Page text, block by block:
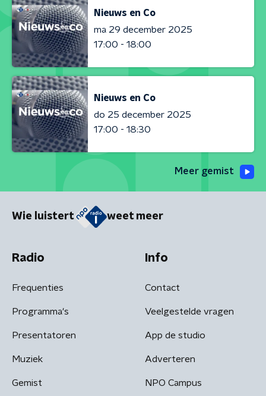
Nieuws en Co
ma 29 december 2025
17:00 - 18:00
Nieuws en Co
do 25 december 2025
17:00 - 18:30
Meer gemist
Wie luistert weet meer
Radio
Frequenties
Programma's
Presentatoren
Muziek
Gemist
Info
Contact
Veelgestelde vragen
App de studio
Adverteren
NPO Campus